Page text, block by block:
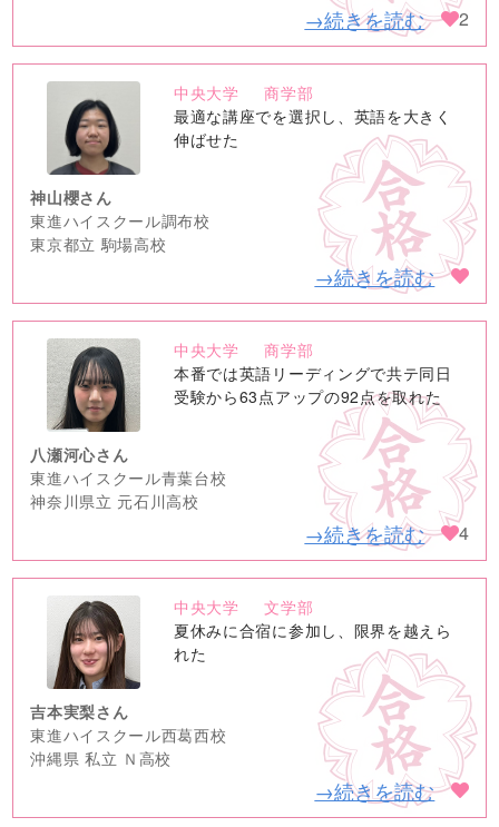
→続きを読む 2
no
image
中央大学
商学部
最適な講座でを選択し、英語を大きく
伸ばせた
神山櫻さん
東進ハイスクール調布校
東京都立 駒場高校
→続きを読む
no
image
中央大学
商学部
本番では英語リーディングで共テ同日
受験から63点アップの92点を取れた
八瀬河心さん
東進ハイスクール青葉台校
神奈川県立 元石川高校
→続きを読む 4
no
image
中央大学
文学部
夏休みに合宿に参加し、限界を越えら
れた
吉本実梨さん
東進ハイスクール西葛西校
沖縄県 私立 Ｎ高校
→続きを読む